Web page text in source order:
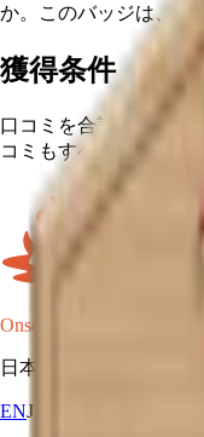
か。このバッジは、そ
獲得条件
口コミを合計100件投
コミもすべてカウント
Onsen Oni
日本の温泉マップ。
ENJA